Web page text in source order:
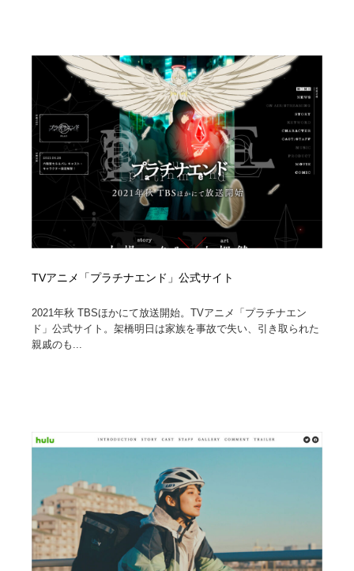
TVアニメ「プラチナエンド」公式サイト
2021年秋 TBSほかにて放送開始。TVアニメ「プラチナエン
ド」公式サイト。架橋明日は家族を事故で失い、引き取られた
親戚のも...